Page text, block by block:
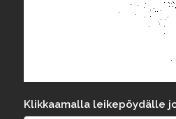
Klikkaamalla leikepöydälle